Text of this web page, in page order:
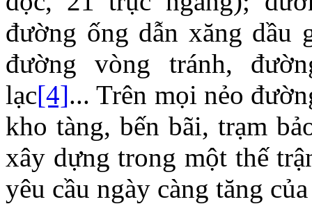
đường ống dẫn xăng dầu
đường vòng tránh,
lạc[4]... Trên mọi nẻo
kho tàng, bến bãi, trạm
xây dựng trong một thế
yêu cầu ngày càng tăng